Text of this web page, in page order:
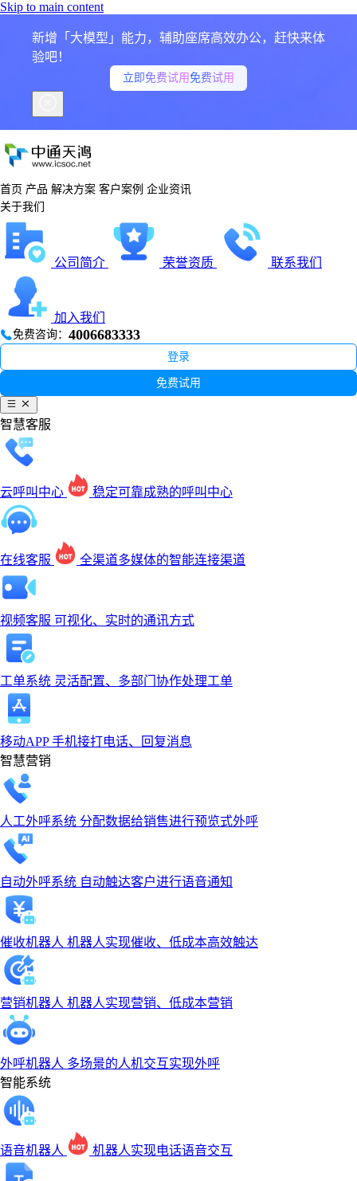
Skip to main content
新增「大模型」能力，辅助座席高效办公，赶快来体
验吧！
立即免费试用免费试用
首页 产品 解决方案 客户案例 企业资讯
关于我们
公司简介 荣誉资质 联系我们
加入我们
免费咨询： 4006683333
登录
免费试用
智慧客服
云呼叫中心 稳定可靠成熟的呼叫中心
在线客服 全渠道多媒体的智能连接渠道
视频客服 可视化、实时的通讯方式
工单系统 灵活配置、多部门协作处理工单
移动APP手机接打电话、回复消息
智慧营销
人工外呼系统 分配数据给销售进行预览式外呼
自动外呼系统 自动触达客户进行语音通知
催收机器人 机器人实现催收、低成本高效触达
营销机器人 机器人实现营销、低成本营销
外呼机器人 多场景的人机交互实现外呼
智能系统
语音机器人 机器人实现电话语音交互